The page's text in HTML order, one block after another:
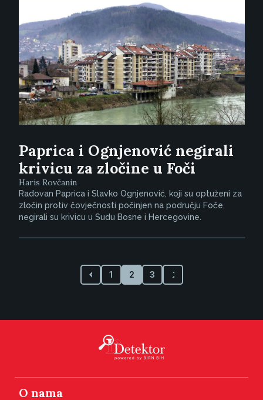
Paprica i Ognjenović negirali
krivicu za zločine u Foči
Haris Rovčanin
Radovan Paprica i Slavko Ognjenović, koji su optuženi za
zločin protiv čovječnosti počinjen na području Foče,
negirali su krivicu u Sudu Bosne i Hercegovine.
1 2 3
O nama